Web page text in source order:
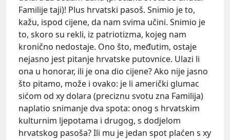
Familije taji)! Plus hrvatski pasoš. Snimio je to,
kažu, ispod cijene, da nam svima učini. Snimio je
to, skoro su rekli, iz patriotizma, kojeg nam
kronično nedostaje. Ono što, međutim, ostaje
nejasno jest pitanje hrvatske putovnice. Ulazi li
ona u honorar, ili je ona dio cijene? Ako nije jasno
što pitamo, može i ovako: je li američki glumac
sićom od xy dolara (preciznu svotu zna Familija)
naplatio snimanje dva spota: onog s hrvatskim
kulturnim ljepotama i drugog, s dodjelom
hrvatskog pasoša? Ili mu je jedan spot plaćen s xy